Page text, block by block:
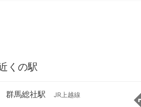
くの駅
群馬総社駅 JR上越線